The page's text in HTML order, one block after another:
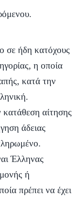
σε ήδη κατόχους
η οποία
κατά την
κατάθεση αίτησης
άδειας
Έλληνας
ή
πρέπει να έχει